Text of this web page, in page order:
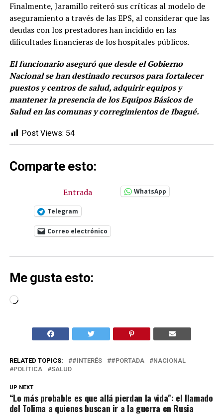
Finalmente, Jaramillo reiteró sus críticas al modelo de
aseguramiento a través de las EPS, al considerar que las
deudas con los prestadores han incidido en las
dificultades financieras de los hospitales públicos.
El funcionario aseguró que desde el Gobierno
Nacional se han destinado recursos para fortalecer
puestos y centros de salud, adquirir equipos y
mantener la presencia de los Equipos Básicos de
Salud en las comunas y corregimientos de Ibagué.
Post Views: 54
Comparte esto:
Entrada WhatsApp
Telegram
Correo electrónico
Me gusta esto:
Cargando...
RELATED TOPICS: #INTERÉS #PORTADA
NACIONAL
POLÍTICA
SALUD
UP NEXT
“Lo más probable es que allá pierdan la vida”: el llamado
del Tolima a quienes buscan ir a la guerra en Rusia